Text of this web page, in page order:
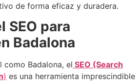
de forma eficaz y duradera.
SEO para
Badalona
como Badalona, el SEO (Search
) es una herramienta imprescindible